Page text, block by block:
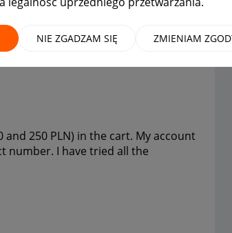
NIE ZGADZAM SIĘ ZMIENIAM
250 PLN) in the cart. My account
number. I have tried all the